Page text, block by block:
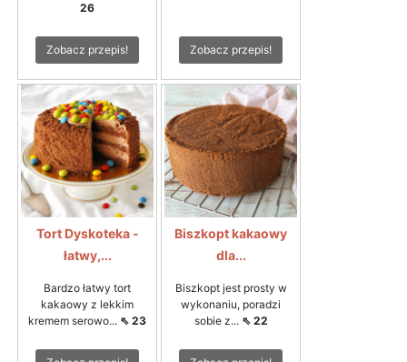
26
Zobacz przepis! Zobacz przepis!
Tort Dyskoteka -
łatwy,...
Bardzo łatwy tort
kakaowy z lekkim
kremem serowo... ⇖ 23
Biszkopt kakaowy
dla...
Biszkopt jest prosty w
wykonaniu, poradzi
sobie z... ⇖ 22